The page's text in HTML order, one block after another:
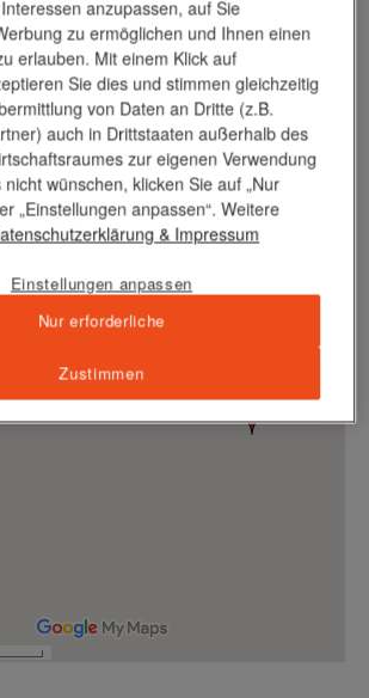
anzupassen, auf Sie
zu ermöglichen und Ihnen einen
erlauben. Mit einem Klick auf
Sie dies und stimmen gleichzeitig
von Daten an Dritte (z.B.
auch in Drittstaaten außerhalb des
zur eigenen Verwendung
wünschen, klicken Sie auf „Nur
„Einstellungen anpassen“. Weitere
& Impressum
Einstellungen anpassen
Nur erforderliche
Zustimmen